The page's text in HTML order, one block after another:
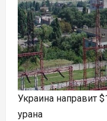
Украина направит
урана